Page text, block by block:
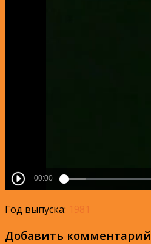
Год выпуска: 1981
Добавить комментарий